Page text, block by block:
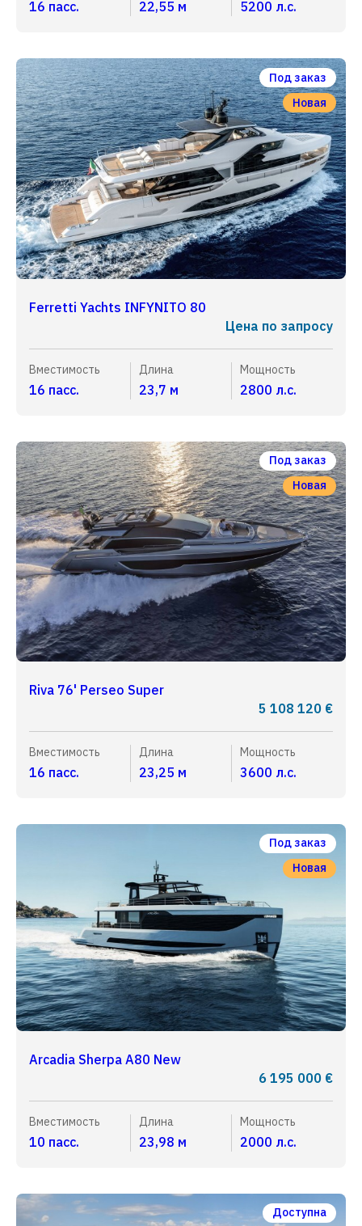
16 пасс. 22,55 м 5200 л.с.
Под заказ
Новая
Ferretti Yachts INFYNITO 80
Цена по запросу
Вместимость
16 пасс.
Длина
23,7 м
Мощность
2800 л.с.
Под заказ
Новая
Riva 76' Perseo Super
5 108 120 €
Вместимость
16 пасс.
Длина
23,25 м
Мощность
3600 л.с.
Под заказ
Новая
Arcadia Sherpa A80 New
6 195 000 €
Вместимость
10 пасс.
Длина
23,98 м
Мощность
2000 л.с.
Доступна